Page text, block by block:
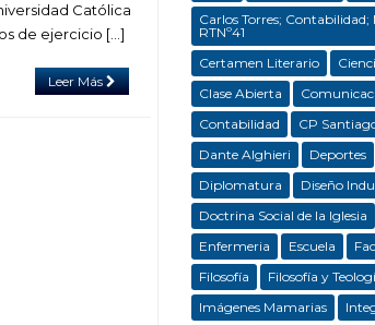
Católica
de ejercicio […]
Leer Más
Carlos Torres;
RTNº41
Certamen Literario
Clase Abierta
Contabilidad
CP
Dante Alghieri
Deportes
Diplomatura
Diseño
Doctrina Social de la Iglesia
Enfermeria
Escuela
Filosofía
Filosofía y
Imágenes Mamarias